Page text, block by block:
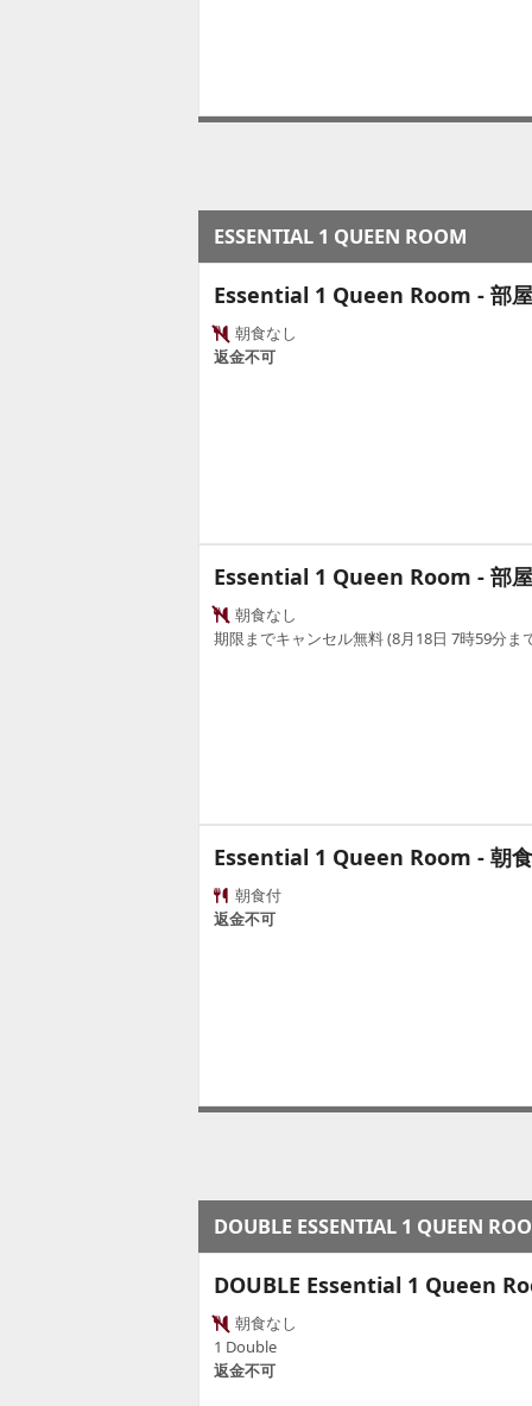
ESSENTIAL 1 QUEEN ROOM
Essential 1 Queen Room - 部
朝食なし
返金不可
Essential 1 Queen Room - 部
朝食なし
期限までキャンセル無料 (8月18日 7時59分ま
Essential 1 Queen Room - 朝
朝食付
返金不可
DOUBLE ESSENTIAL 1 QUEEN
DOUBLE Essential 1 Queen
朝食なし
1 Double
返金不可